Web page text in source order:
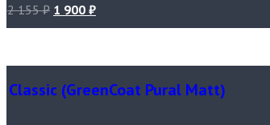
2 155₽ 1 900 ₽
Classic (GreenCoat Pural Matt)